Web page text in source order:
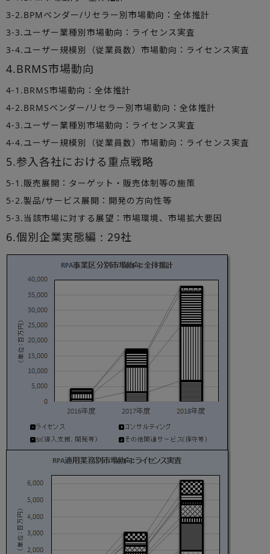
3-2.BPMベンダー/リセラー別市場動向：全体推計
3-3.ユーザー業種別市場動向：ライセンス実査
3-4.ユーザー規模別（従業員数）市場動向：ライセンス実査
4.BRMS市場動向
4-1.BRMS市場動向：全体推計
4-2.BRMSベンダー/リセラー別市場動向：全体推計
4-3.ユーザー業種別市場動向：ライセンス実査
4-4.ユーザー規模別（従業員数）市場動向：ライセンス実査
5.参入各社における重点戦略
5-1.販売展開：ターゲット・販売体制等の施策
5-2.製品/サービス展開：開発の方向性等
5-3.当該市場に対する展望：市場環境、市場拡大要因
6.個別企業実態編 : 29社